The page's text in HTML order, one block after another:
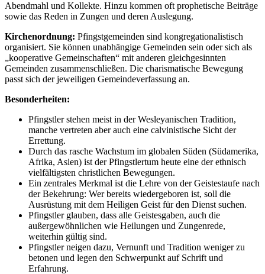
Abendmahl und Kollekte. Hinzu kommen oft prophetische Beiträge
sowie das Reden in Zungen und deren Auslegung.
Kirchenordnung: Pfingstgemeinden sind kongregationalistisch
organisiert. Sie können unabhängige Gemeinden sein oder sich als
„kooperative Gemeinschaften“ mit anderen gleichgesinnten
Gemeinden zusammenschließen. Die charismatische Bewegung
passt sich der jeweiligen Gemeindeverfassung an.
Besonderheiten:
Pfingstler stehen meist in der Wesleyanischen Tradition,
manche vertreten aber auch eine calvinistische Sicht der
Errettung.
Durch das rasche Wachstum im globalen Süden (Südamerika,
Afrika, Asien) ist der Pfingstlertum heute eine der ethnisch
vielfältigsten christlichen Bewegungen.
Ein zentrales Merkmal ist die Lehre von der Geistestaufe nach
der Bekehrung: Wer bereits wiedergeboren ist, soll die
Ausrüstung mit dem Heiligen Geist für den Dienst suchen.
Pfingstler glauben, dass alle Geistesgaben, auch die
außergewöhnlichen wie Heilungen und Zungenrede,
weiterhin gültig sind.
Pfingstler neigen dazu, Vernunft und Tradition weniger zu
betonen und legen den Schwerpunkt auf Schrift und
Erfahrung.